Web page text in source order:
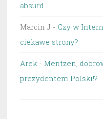
absurd.
Marcin J - Czy w
ciekawe strony?
Arek - Mentzen,
prezydentem Polski!?